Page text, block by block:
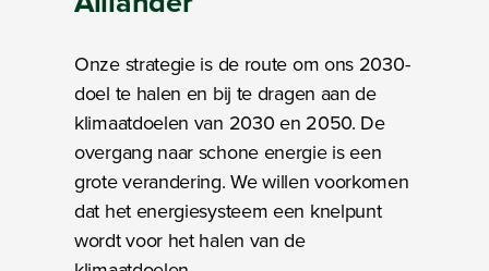
Onze strategie is de route om ons 2030-
doel te halen en bij te dragen aan de
klimaatdoelen van 2030 en 2050. De
overgang naar schone energie is een
grote verandering. We willen voorkomen
dat het energiesysteem een knelpunt
wordt voor het halen van de